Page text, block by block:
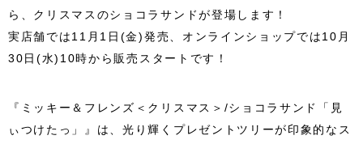
ら、クリスマスのショコラサンドが登場します！
実店舗では11月1日(金)発売、オンラインショップでは10月
30日(水)10時から販売スタートです！
『ミッキー＆フレンズ＜クリスマス＞/ショコラサンド「見
ぃつけたっ」』は、光り輝くプレゼントツリーが印象的なス